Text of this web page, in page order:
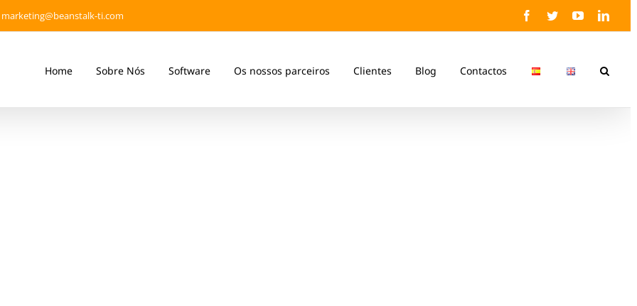
marketing@beanstalk-ti.com Facebook
TwitterYouTube
Home Sobre Nós Software Os nossos parceiros Clientes Blog Contactos